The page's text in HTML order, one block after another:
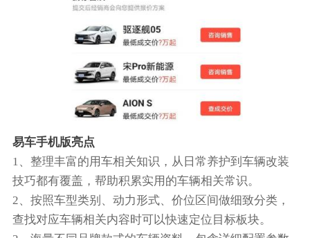
易车手机版亮点
1、整理丰富的用车相关知识，从日常养护到车辆改装
技巧都有覆盖，帮助积累实用的车辆相关常识。
2、按照车型类别、动力形式、价位区间做细致分类，
查找对应车辆相关内容时可以快速定位目标板块。